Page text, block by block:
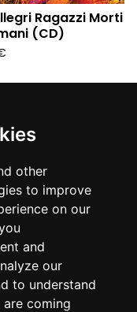
other
to improve
on our
and
our
to understand
coming
Ragazzi Morti
(CD)